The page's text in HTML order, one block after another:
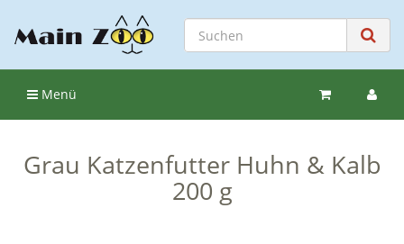
Menü
Grau Katzenfutter Huhn & Kalb
200 g